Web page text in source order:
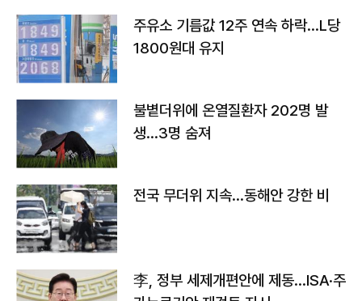
주유소 기름값 12주 연속 하락…L당
1800원대 유지
불볕더위에 온열질환자 202명 발
생…3명 숨져
전국 무더위 지속…동해안 강한 비
李, 정부 세제개편안에 제동…ISA·주